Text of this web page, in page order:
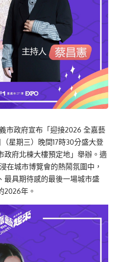
市政府宣布「迎接2026 全嘉藝
星期三）晚間17時30分盛大登
政府北棟大樓預定地」舉辦。適
在城市博覽會的熱鬧氛圍中，
最具期待感的最後一場城市盛
2026年。